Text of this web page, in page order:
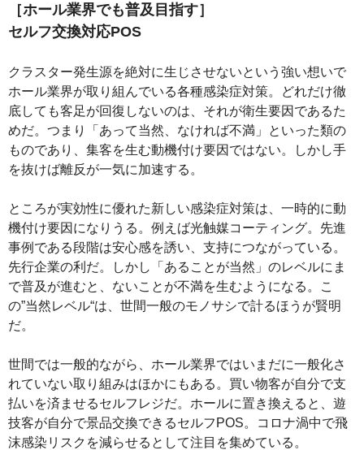
［ホール業界でも普及目指す］
セルフ交換対応POS
クラスター発生源を絶対に生じさせないという強い想いで
ホール業界が取り組んでいる各種感染症対策。どれだけ徹
底しても客足が回復しないのは、それが衛生要因であるた
めだ。つまり「あって当然、なければ不満」といった類の
ものであり、集客を生む動機付け要因ではない。しかし手
を抜けば離反が一気に加速する。
ところが実効性に優れた新しい感染症対策は、一時的に動
機付け要因になりうる。例えば光触媒コーティング。先進
事例である段階は安心感を誘い、支持につながっている。
先行企業の利だ。しかし「あることが当然」のレベルにま
で普及が進むと、ないことが不満を生むようになる。こ
の”当然レベル“は、世間一般のモノサシで計るほうが賢明
だ。
世間では一般的ながら、ホール業界ではいまだに一般化さ
れていない取り組みはほかにもある。買い物客が自分で支
払いを済ませるセルフレジだ。ホールに置き換えると、遊
技客が自分で景品交換できるセルフPOS。コロナ渦中で飛
沫感染リスクを減らせるとして注目を集めている。